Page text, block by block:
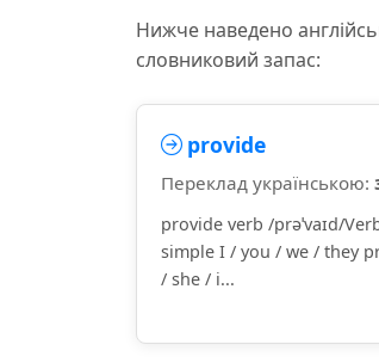
Нижче наведено
словниковий запас:
provide
Переклад українською:
provide verb /prəˈvaɪd/
simple I / you / we / they
/ she / i...